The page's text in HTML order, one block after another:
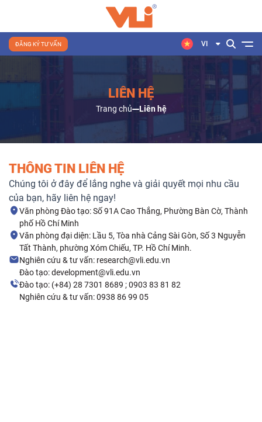
ĐĂNG KÝ TƯ VẤN VI
LIÊN HỆ
Trang chủ Liên hệ
THÔNG TIN LIÊN HỆ
Chúng tôi ở đây để lắng nghe và giải quyết mọi nhu cầu
của bạn, hãy liên hệ ngay!
Văn phòng Đào tạo: Số 91A Cao Thắng, Phường Bàn Cờ, Thành
phố Hồ Chí Minh
Văn phòng đại diện: Lầu 5, Tòa nhà Cảng Sài Gòn, Số 3 Nguyễn
Tất Thành, phường Xóm Chiếu, TP. Hồ Chí Minh.
Nghiên cứu & tư vấn: research@vli.edu.vn
Đào tạo: development@vli.edu.vn
Đào tạo: (+84) 28 7301 8689 ; 0903 83 81 82
Nghiên cứu & tư vấn: 0938 86 99 05